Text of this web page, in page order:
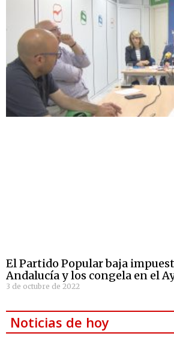
El Partido Popular baja
Andalucía y los congela en el
3 de octubre de 2022
Noticias de hoy